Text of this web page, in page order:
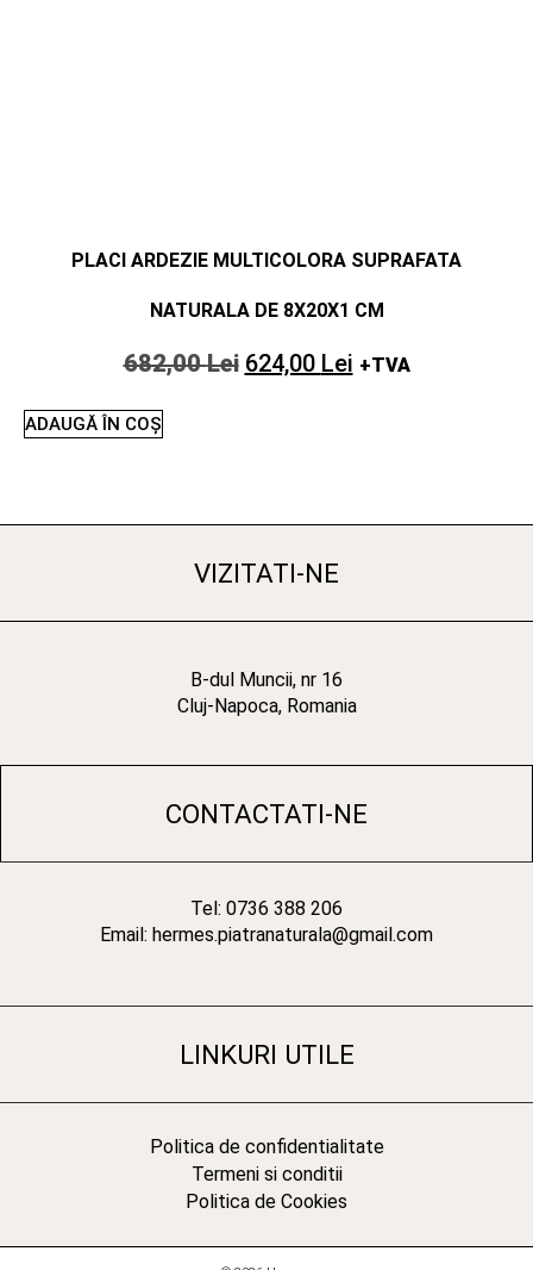
PLACI ARDEZIE MULTICOLORA SUPRAFATA
NATURALA DE 8X20X1 CM
682,00Lei 624,00 Lei +TVA
ADAUGĂ ÎN COȘ
VIZITATI-NE
B-dul Muncii, nr 16
Cluj-Napoca, Romania
CONTACTATI-NE
Tel: 0736 388 206
Email: hermes.piatranaturala@gmail.com
LINKURI UTILE
Politica de confidentialitate
Termeni si conditii
Politica de Cookies